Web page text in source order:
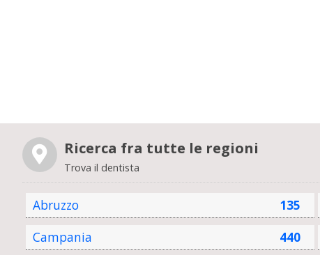
Ricerca fra tutte le regioni
Trova il dentista
Abruzzo 135
Campania
440